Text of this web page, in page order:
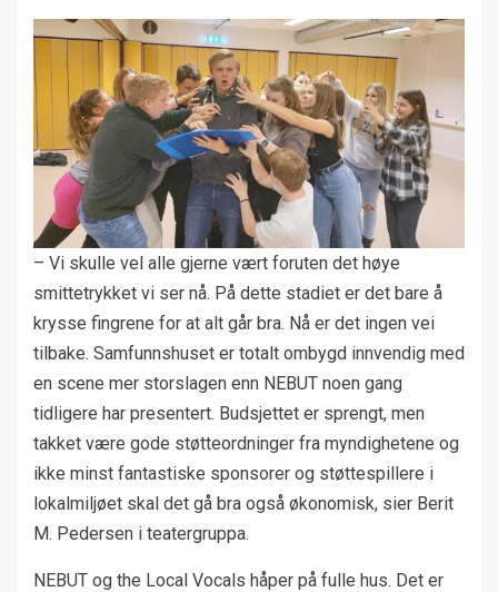
– Vi skulle vel alle gjerne vært foruten det høye
smittetrykket vi ser nå. På dette stadiet er det bare å
krysse fingrene for at alt går bra. Nå er det ingen vei
tilbake. Samfunnshuset er totalt ombygd innvendig med
en scene mer storslagen enn NEBUT noen gang
tidligere har presentert. Budsjettet er sprengt, men
takket være gode støtteordninger fra myndighetene og
ikke minst fantastiske sponsorer og støttespillere i
lokalmiljøet skal det gå bra også økonomisk, sier Berit
M. Pedersen i teatergruppa.
NEBUT og the Local Vocals håper på fulle hus. Det er